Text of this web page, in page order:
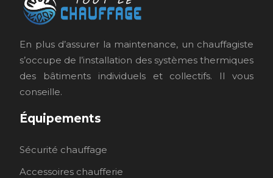
En plus d’assurer la maintenance, un chauffagiste
s’occupe de l’installation des systèmes thermiques
des bâtiments individuels et collectifs. Il vous
conseille.
Équipements
Sécurité chauffage
Accessoires chaufferie